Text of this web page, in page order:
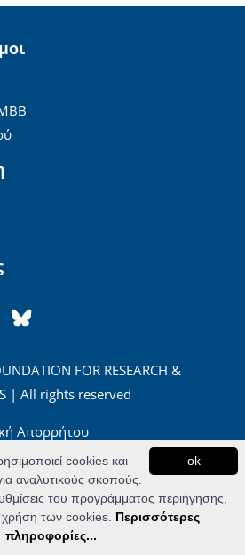
FOR RESEARCH &
| All rights reserved
Απορρήτου
Systems
ok
cookies και
αναλυτικούς σκοπούς.
του προγράμματος περιήγησης,
χρήση των cookies. Περισσότερες
πληροφορίες...